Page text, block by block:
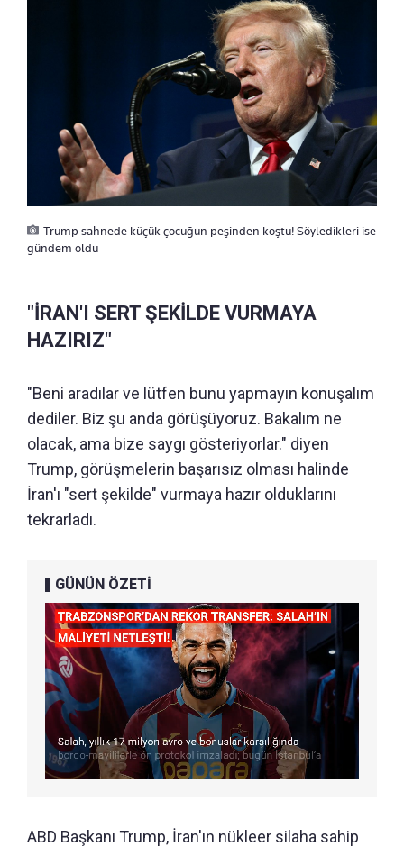
Trump sahnede küçük çocuğun peşinden koştu! Söyledikleri ise
gündem oldu
"İRAN'I SERT ŞEKİLDE VURMAYA
HAZIRIZ"
"Beni aradılar ve lütfen bunu yapmayın konuşalım
dediler. Biz şu anda görüşüyoruz. Bakalım ne
olacak, ama bize saygı gösteriyorlar." diyen
Trump, görüşmelerin başarısız olması halinde
İran'ı "sert şekilde" vurmaya hazır olduklarını
tekrarladı.
GÜNÜN ÖZETİ
ABD Başkanı Trump, İran'ın nükleer silaha sahip